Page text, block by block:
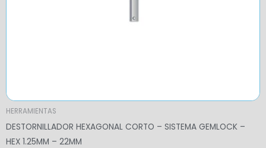
HERRAMIENTAS
DESTORNILLADOR HEXAGONAL CORTO – SISTEMA GEMLOCK –
HEX 1.25MM – 22MM